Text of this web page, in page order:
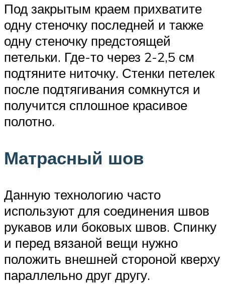
Под закрытым краем прихватите
одну стеночку последней и также
одну стеночку предстоящей
петельки. Где-то через 2-2,5 см
подтяните ниточку. Стенки петелек
после подтягивания сомкнутся и
получится сплошное красивое
полотно.
Матрасный шов
Данную технологию часто
используют для соединения швов
рукавов или боковых швов. Спинку
и перед вязаной вещи нужно
положить внешней стороной кверху
параллельно друг другу.